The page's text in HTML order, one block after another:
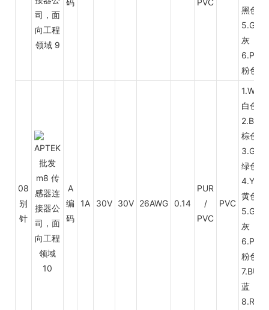
黑色
5.GY
灰
6.PK
粉色
08
别
针
A
编
码
1A 30V 30V 26AWG 0.14
PUR
/
PVC
PVC
1.WH
白色
2.BN
棕色
3.GN
绿色
4.YL
黄色
5.GY
灰
6.PK
粉色
7.BU
蓝
8.RD